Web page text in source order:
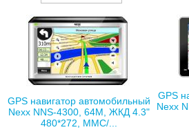
GPS навигатор автомобильный
Nexx NNS-4300, 64M, ЖКД 4.3"
480*272, MMC/...
GPS
Nexx